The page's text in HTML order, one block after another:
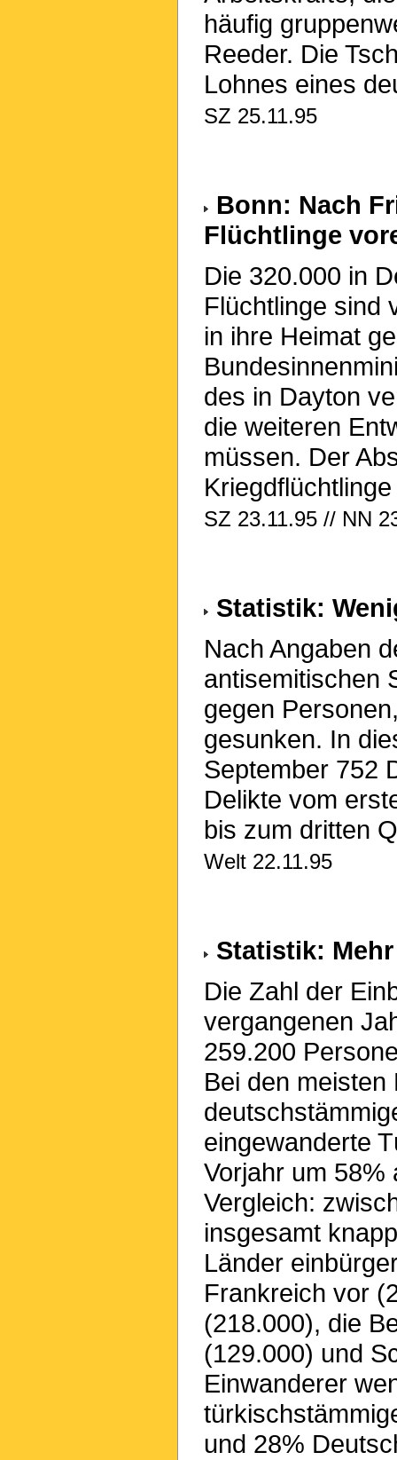
häufig
Reeder. Die
Lohnes eines
SZ 25.11.95
Bonn: Nach
Flüchtlinge
Die 320.000 in
Flüchtlinge sind
in ihre Heimat
des in Dayton
die weiteren
müssen. Der
SZ 23.11.95 // NN
Statistik:
Nach Angaben
antisemitischen
gegen
gesunken. In
September 752
Delikte vom
bis zum dritten
Welt 22.11.95
Statistik:
Die Zahl der
vergangenen
259.200
Bei den
eingewanderte
Vorjahr um 58%
Vergleich:
insgesamt
Länder
Frankreich vor
(218.000), die
(129.000) und
Einwanderer
und 28%